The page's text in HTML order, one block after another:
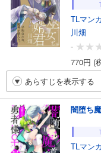
TLマン
川畑
-
770円 (
あらすじを表示する
闇堕ち
TLマン